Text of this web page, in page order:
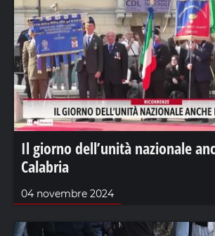
Il giorno dell’unità nazionale
Calabria
04 novembre 2024